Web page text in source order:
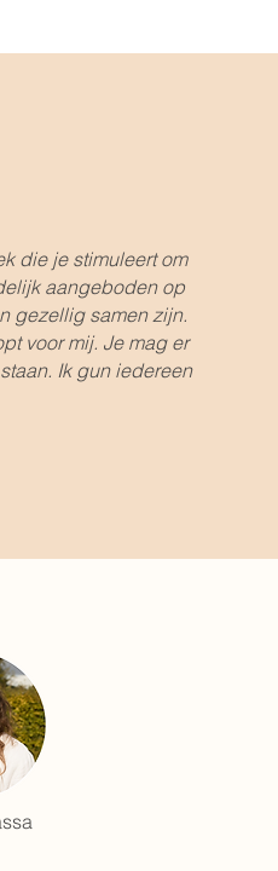
die je stimuleert om
aangeboden op
gezellig samen zijn.
voor mij. Je mag er
Ik gun iedereen